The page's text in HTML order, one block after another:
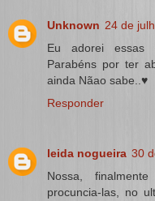
Unknown 24 de
Eu adorei essas
Parabéns por ter
ainda Nãao sabe..♥
Responder
leida nogueira 30
Nossa,
procuncia-las, no